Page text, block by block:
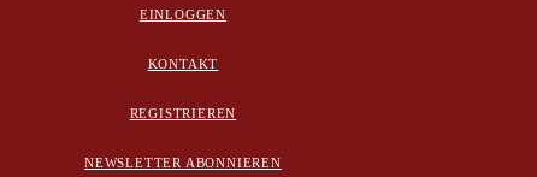
EINLOGGEN
KONTAKT
REGISTRIEREN
NEWSLETTER ABONNIEREN